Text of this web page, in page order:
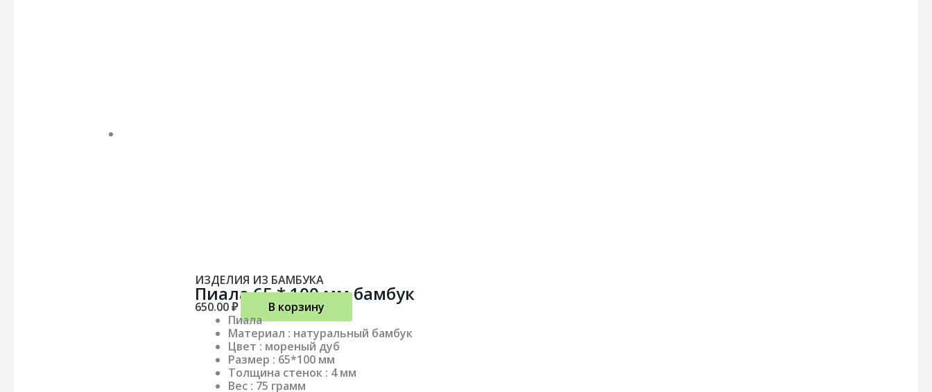
ИЗДЕЛИЯ ИЗ БАМБУКА
Пиала 65 * 100 мм бамбук
650.00₽
В корзину
Пиала
Материал : натуральный бамбук
Цвет : мореный дуб
Размер : 65*100 мм
Толщина стенок : 4 мм
Вес : 75 грамм